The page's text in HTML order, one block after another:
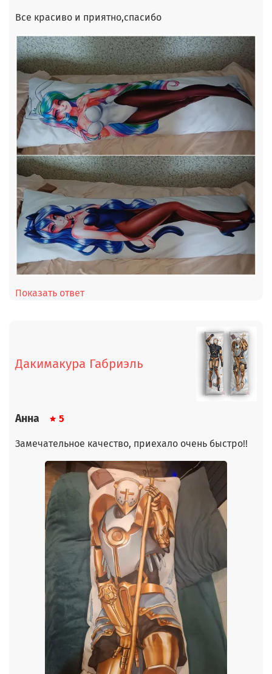
Все красиво и приятно,спасибо
Показать ответ
Дакимакура Габриэль
Анна 5
Замечательное качество, приехало очень быстро!!